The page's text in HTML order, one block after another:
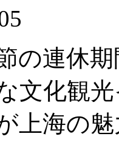
の連休
文化観
上海の